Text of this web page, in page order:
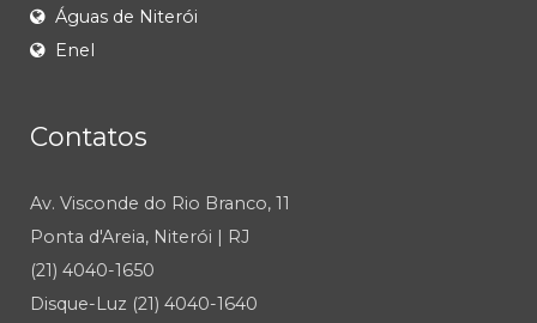
Águas de Niterói
Enel
Contatos
Av. Visconde do Rio Branco, 11
Ponta d'Areia, Niterói | RJ
(21) 4040-1650
Disque-Luz (21) 4040-1640